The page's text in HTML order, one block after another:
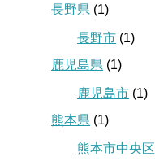
長野県 (1)
長野市 (1)
鹿児島県 (1)
鹿児島市 (1)
熊本県 (1)
熊本市中央区